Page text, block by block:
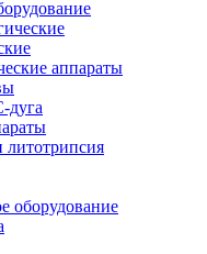
аппараты
дуга
литотрипсия
оборудование